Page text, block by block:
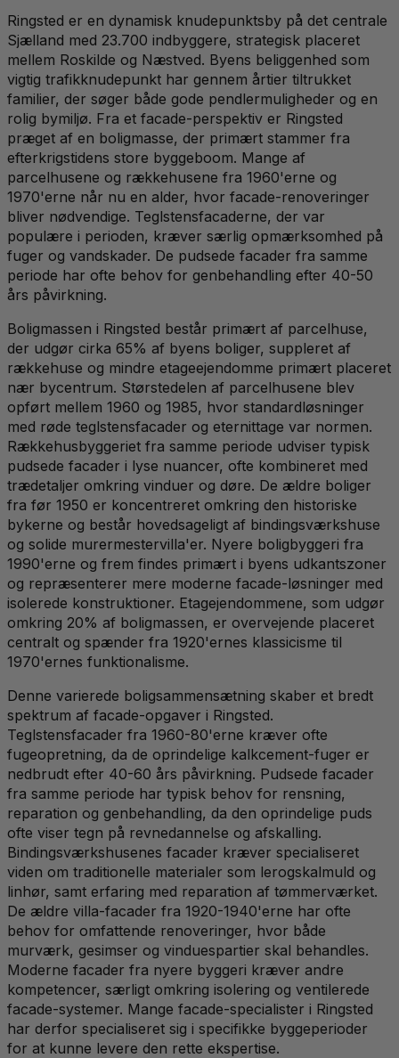
Ringsted er en dynamisk knudepunktsby på det centrale
Sjælland med 23.700 indbyggere, strategisk placeret
mellem Roskilde og Næstved. Byens beliggenhed som
vigtig trafikknudepunkt har gennem årtier tiltrukket
familier, der søger både gode pendlermuligheder og en
rolig bymiljø. Fra et facade-perspektiv er Ringsted
præget af en boligmasse, der primært stammer fra
efterkrigstidens store byggeboom. Mange af
parcelhusene og rækkehusene fra 1960'erne og
1970'erne når nu en alder, hvor facade-renoveringer
bliver nødvendige. Teglstensfacaderne, der var
populære i perioden, kræver særlig opmærksomhed på
fuger og vandskader. De pudsede facader fra samme
periode har ofte behov for genbehandling efter 40-50
års påvirkning.
Boligmassen i Ringsted består primært af parcelhuse,
der udgør cirka 65% af byens boliger, suppleret af
rækkehuse og mindre etageejendomme primært placeret
nær bycentrum. Størstedelen af parcelhusene blev
opført mellem 1960 og 1985, hvor standardløsninger
med røde teglstensfacader og eternittage var normen.
Rækkehusbyggeriet fra samme periode udviser typisk
pudsede facader i lyse nuancer, ofte kombineret med
trædetaljer omkring vinduer og døre. De ældre boliger
fra før 1950 er koncentreret omkring den historiske
bykerne og består hovedsageligt af bindingsværkshuse
og solide murermestervilla'er. Nyere boligbyggeri fra
1990'erne og frem findes primært i byens udkantszoner
og repræsenterer mere moderne facade-løsninger med
isolerede konstruktioner. Etagejendommene, som udgør
omkring 20% af boligmassen, er overvejende placeret
centralt og spænder fra 1920'ernes klassicisme til
1970'ernes funktionalisme.
Denne varierede boligsammensætning skaber et bredt
spektrum af facade-opgaver i Ringsted.
Teglstensfacader fra 1960-80'erne kræver ofte
fugeopretning, da de oprindelige kalkcement-fuger er
nedbrudt efter 40-60 års påvirkning. Pudsede facader
fra samme periode har typisk behov for rensning,
reparation og genbehandling, da den oprindelige puds
ofte viser tegn på revnedannelse og afskalling.
Bindingsværkshusenes facader kræver specialiseret
viden om traditionelle materialer som lerogskalmuld og
linhør, samt erfaring med reparation af tømmerværket.
De ældre villa-facader fra 1920-1940'erne har ofte
behov for omfattende renoveringer, hvor både
murværk, gesimser og vinduespartier skal behandles.
Moderne facader fra nyere byggeri kræver andre
kompetencer, særligt omkring isolering og ventilerede
facade-systemer. Mange facade-specialister i Ringsted
har derfor specialiseret sig i specifikke byggeperioder
for at kunne levere den rette ekspertise.